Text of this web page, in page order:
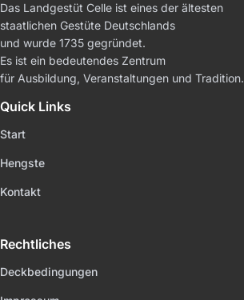
Das Landgestüt Celle ist eines der ältesten
staatlichen Gestüte Deutschlands
und wurde 1735 gegründet.
Es ist ein bedeutendes Zentrum
für Ausbildung, Veranstaltungen und Tradition.
Quick Links
Start
Hengste
Kontakt
Rechtliches
Deckbedingungen